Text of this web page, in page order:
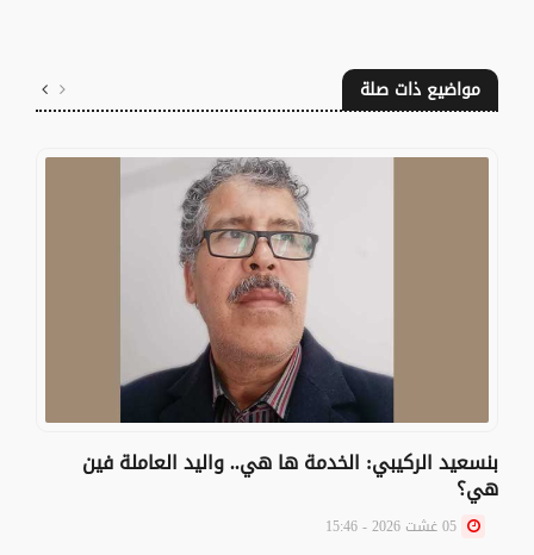
مواضيع ذات صلة
بنسعيد الركيبي: الخدمة ها هي.. واليد العاملة فين
هي؟